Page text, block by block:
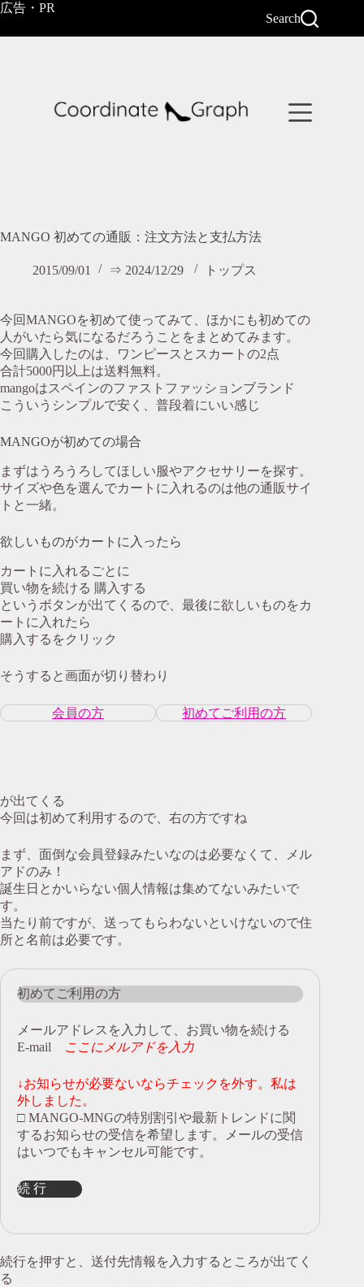
コ
テ
広告・PR
Search
MANGO 初めての通販：注文方法と支払方法
2015/09/01 ⇒ 2024/12/29 トップス
今回MANGOを初めて使ってみて、ほかにも初めての
人がいたら気になるだろうことをまとめてみます。
今回購入したのは、ワンピースとスカートの2点
合計5000円以上は送料無料。
mangoはスペインのファストファッションブランド
こういうシンプルで安く、普段着にいい感じ
MANGOが初めての場合
まずはうろうろしてほしい服やアクセサリーを探す。
サイズや色を選んでカートに入れるのは他の通販サイ
トと一緒。
欲しいものがカートに入ったら
カートに入れるごとに
買い物を続ける 購入する
というボタンが出てくるので、最後に欲しいものをカ
ートに入れたら
購入するをクリック
そうすると画面が切り替わり
会員の方 初めてご利用の方
が出てくる
今回は初めて利用するので、右の方ですね
まず、面倒な会員登録みたいなのは必要なくて、メル
アドのみ！
誕生日とかいらない個人情報は集めてないみたいで
す。
当たり前ですが、送ってもらわないといけないので住
所と名前は必要です。
初めてご利用の方
メールアドレスを入力して、お買い物を続ける
E-mail
ここにメルアドを入力
↓お知らせが必要ないならチェックを外す。私は
外しました。
□ MANGO-MNGの特別割引や最新トレンドに関
するお知らせの受信を希望します。メールの受信
はいつでもキャンセル可能です。
続 行
続行を押すと、送付先情報を入力するところが出てく
る